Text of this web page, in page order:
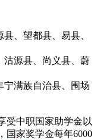
、望都县、易县、
源县、尚义县、蔚
满族自治县、围场
受中职国家助学金以
国家奖学金每年6000